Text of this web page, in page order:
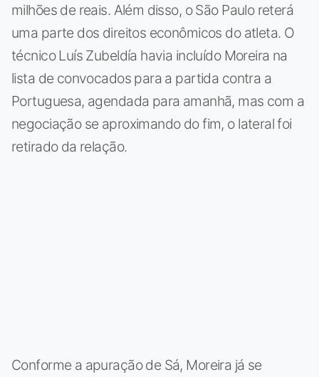
milhões de reais. Além disso, o São Paulo reterá
uma parte dos direitos econômicos do atleta. O
técnico Luís Zubeldía havia incluído Moreira na
lista de convocados para a partida contra a
Portuguesa, agendada para amanhã, mas com a
negociação se aproximando do fim, o lateral foi
retirado da relação.
Conforme a apuração de Sá, Moreira já se